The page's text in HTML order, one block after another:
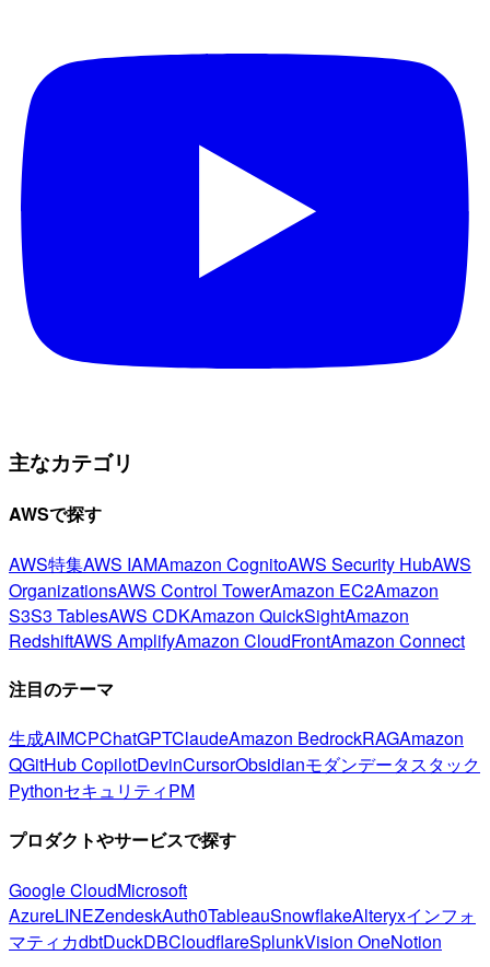
主なカテゴリ
AWSで探す
AWS特集AWS IAMAmazon CognitoAWS Security HubAWS
OrganizationsAWS Control TowerAmazon EC2Amazon
S3S3 TablesAWS CDKAmazon QuickSightAmazon
RedshiftAWS AmplifyAmazon CloudFrontAmazon Connect
注目のテーマ
生成AIMCPChatGPTClaudeAmazon BedrockRAGAmazon
QGitHub CopilotDevinCursorObsidianモダンデータスタック
PythonセキュリティPM
プロダクトやサービスで探す
Google CloudMicrosoft
AzureLINEZendeskAuth0TableauSnowflakeAlteryxインフォ
マティカdbtDuckDBCloudflareSplunkVision OneNotion